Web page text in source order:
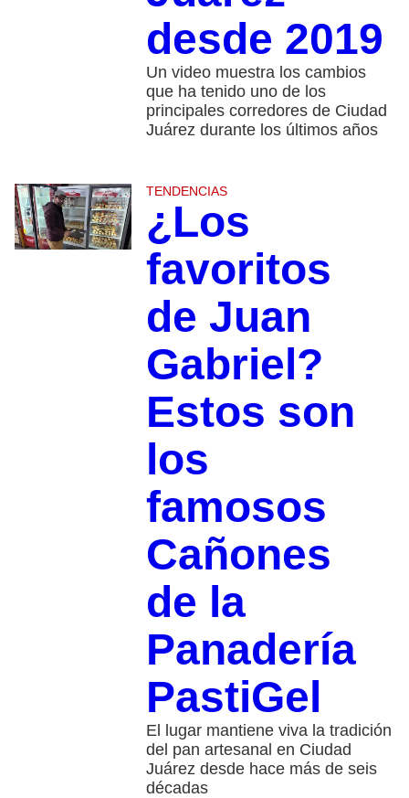
desde 2019
Un video muestra los cambios
que ha tenido uno de los
principales corredores de Ciudad
Juárez durante los últimos años
TENDENCIAS
¿Los
favoritos
de Juan
Gabriel?
Estos son
los
famosos
Cañones
de la
Panadería
PastiGel
El lugar mantiene viva la tradición
del pan artesanal en Ciudad
Juárez desde hace más de seis
décadas